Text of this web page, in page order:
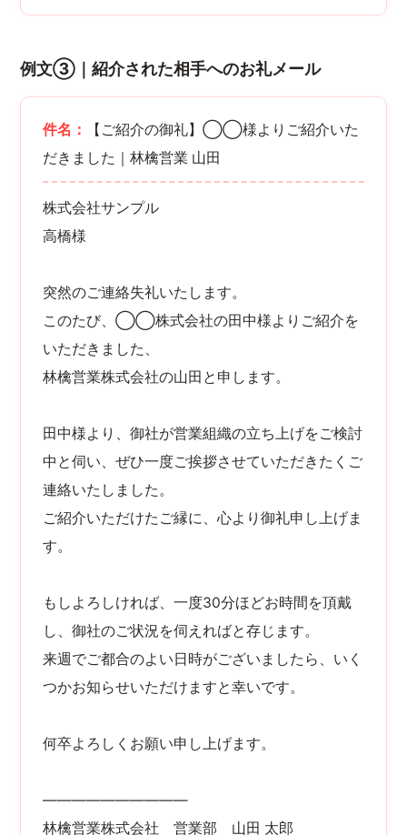
例文③｜紹介された相手へのお礼メール
件名：
【ご紹介の御礼】◯◯様よりご紹介いた
だきました｜林檎営業 山田
株式会社サンプル
高橋様
突然のご連絡失礼いたします。
このたび、◯◯株式会社の田中様よりご紹介を
いただきました、
林檎営業株式会社の山田と申します。
田中様より、御社が営業組織の立ち上げをご検討
中と伺い、ぜひ一度ご挨拶させていただきたくご
連絡いたしました。
ご紹介いただけたご縁に、心より御礼申し上げま
す。
もしよろしければ、一度30分ほどお時間を頂戴
し、御社のご状況を伺えればと存じます。
来週でご都合のよい日時がございましたら、いく
つかお知らせいただけますと幸いです。
何卒よろしくお願い申し上げます。
――――――――――
林檎営業株式会社 営業部 山田 太郎